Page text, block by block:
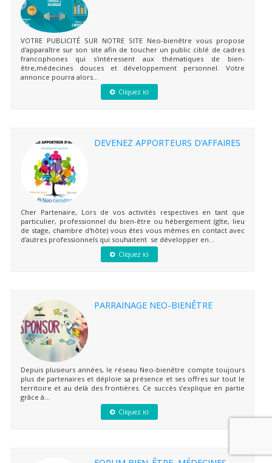
VOTRE PUBLICITÉ SUR NOTRE SITE Neo-bienêtre vous propose
d'apparaître sur son site afin de toucher un public ciblé de cadres
francophones qui s'intéressent aux thématiques de bien-
être,médecines douces et développement personnel. Votre
annonce pourra alors...
Cliquez ici
DEVENEZ APPORTEURS D’AFFAIRES
Cher Partenaire, Lors de vos activités respectives en tant que
particulier, professionnel du bien-être ou hébergement (gîte, lieu
de stage, chambre d'hôte) vous êtes vous mêmes en contact avec
d'autres professionnels qui souhaitent se développer en...
Cliquez ici
PARRAINAGE NEO-BIENÊTRE
Depuis plusieurs années, le réseau Neo-bienêtre compte toujours
plus de partenaires et déploie sa présence et ses offres sur tout le
territoire et au delà des frontières. Ce succès s’explique en partie
grâce à...
Cliquez ici